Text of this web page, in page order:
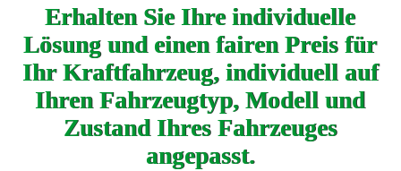
Erhalten Sie Ihre individuelle
Lösung und einen fairen Preis für
Ihr Kraftfahrzeug, individuell auf
Ihren Fahrzeugtyp, Modell und
Zustand Ihres Fahrzeuges
angepasst.